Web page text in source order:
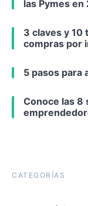
las Pymes en
3 claves y 10
compras por
5 pasos para
Conoce las 8
CATEGORÍAS